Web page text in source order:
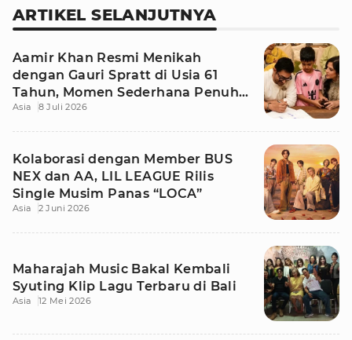
ARTIKEL SELANJUTNYA
Aamir Khan Resmi Menikah
dengan Gauri Spratt di Usia 61
Tahun, Momen Sederhana Penuh
Kehangatan
Asia 8 Juli 2026
Kolaborasi dengan Member BUS
NEX dan AA, LIL LEAGUE Rilis
Single Musim Panas “LOCA”
Asia 2 Juni 2026
Maharajah Music Bakal Kembali
Syuting Klip Lagu Terbaru di Bali
Asia 12 Mei 2026